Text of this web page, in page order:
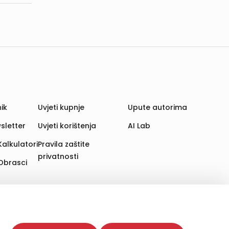
Time poboljšavamo korisničko iskustvo,
web stranica i uređaja u tu svrhu. Naši partneri
Uvjeti kupnje
Uvjeti korištenja
Pravila zaštite
privatnosti
Upute autorima
AI Lab